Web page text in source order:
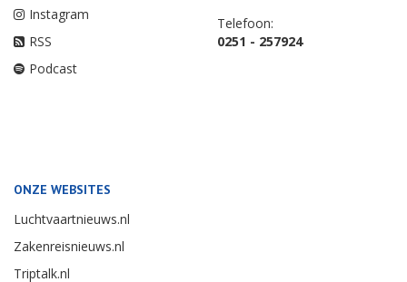
Instagram
RSS
Podcast
Telefoon:
0251 - 257924
ONZE WEBSITES
Luchtvaartnieuws.nl
Zakenreisnieuws.nl
Triptalk.nl